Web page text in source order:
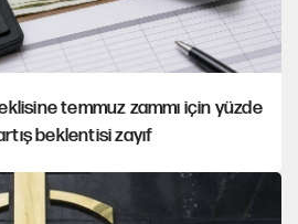
temmuz zammı için yüzde
beklentisi zayıf